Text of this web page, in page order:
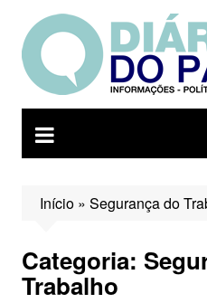
para
conteúdo
Início» Segurança do
Categoria:
Trabalho